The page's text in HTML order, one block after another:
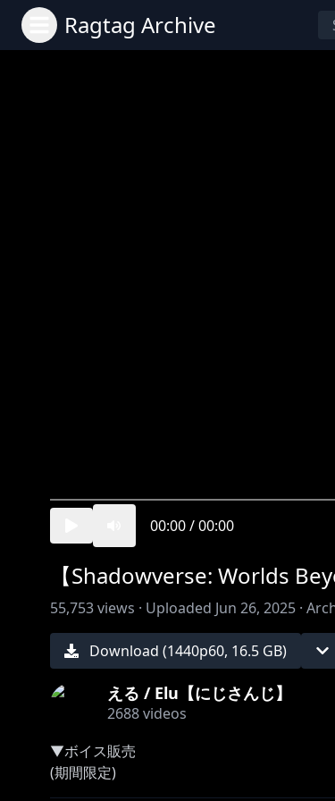
Ragtag Archive
00:00/00:00
【Shadowverse: Worlds
55,753views · Uploaded Jun 26, 2025 ·
Download (1440p60, 16.5 GB)
える / Elu【にじさんじ】
2688videos
▼ボイス販売
(期間限定)
(再販)